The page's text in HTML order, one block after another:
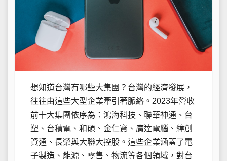
想知道台灣有哪些大集團？台灣的經濟發展，
往往由這些大型企業牽引著脈絡。2023年營收
前十大集團依序為：鴻海科技、聯華神通、台
塑、台積電、和碩、金仁寶、廣達電腦、緯創
資通、長榮與大聯大控股。這些企業涵蓋了電
子製造、能源、零售、物流等各個領域，對台